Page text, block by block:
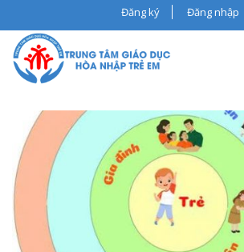
to
content
Đăng ký Đăng nhập